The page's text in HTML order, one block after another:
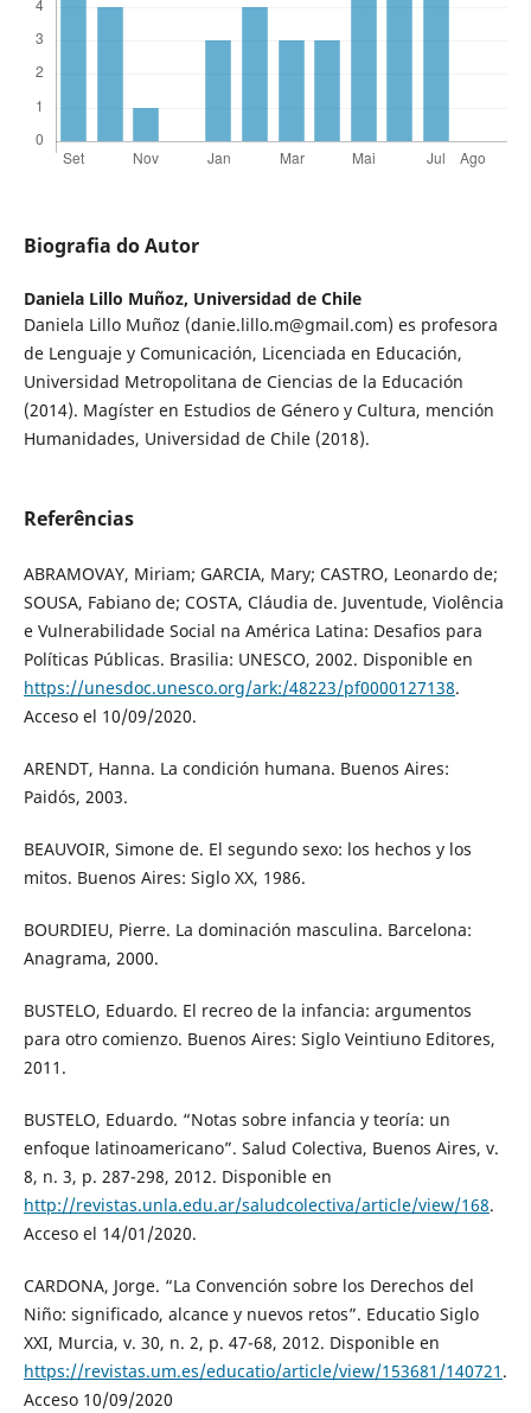
Biografia do Autor
Daniela Lillo Muñoz, Universidad de Chile
Daniela Lillo Muñoz (danie.lillo.m@gmail.com) es profesora
de Lenguaje y Comunicación, Licenciada en Educación,
Universidad Metropolitana de Ciencias de la Educación
(2014). Magíster en Estudios de Género y Cultura, mención
Humanidades, Universidad de Chile (2018).
Referências
ABRAMOVAY, Miriam; GARCIA, Mary; CASTRO, Leonardo de;
SOUSA, Fabiano de; COSTA, Cláudia de. Juventude, Violência
e Vulnerabilidade Social na América Latina: Desafios para
Políticas Públicas. Brasilia: UNESCO, 2002. Disponible en
https://unesdoc.unesco.org/ark:/48223/pf0000127138.
Acceso el 10/09/2020.
ARENDT, Hanna. La condición humana. Buenos Aires:
Paidós, 2003.
BEAUVOIR, Simone de. El segundo sexo: los hechos y los
mitos. Buenos Aires: Siglo XX, 1986.
BOURDIEU, Pierre. La dominación masculina. Barcelona:
Anagrama, 2000.
BUSTELO, Eduardo. El recreo de la infancia: argumentos
para otro comienzo. Buenos Aires: Siglo Veintiuno Editores,
2011.
BUSTELO, Eduardo. “Notas sobre infancia y teoría: un
enfoque latinoamericano”. Salud Colectiva, Buenos Aires, v.
8, n. 3, p. 287-298, 2012. Disponible en
http://revistas.unla.edu.ar/saludcolectiva/article/view/168.
Acceso el 14/01/2020.
CARDONA, Jorge. “La Convención sobre los Derechos del
Niño: significado, alcance y nuevos retos”. Educatio Siglo
XXI, Murcia, v. 30, n. 2, p. 47-68, 2012. Disponible en
https://revistas.um.es/educatio/article/view/153681/140721 .
Acceso 10/09/2020